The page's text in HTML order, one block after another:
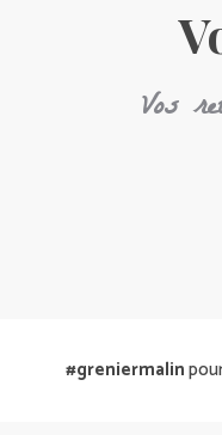
Vos
#greniermalin